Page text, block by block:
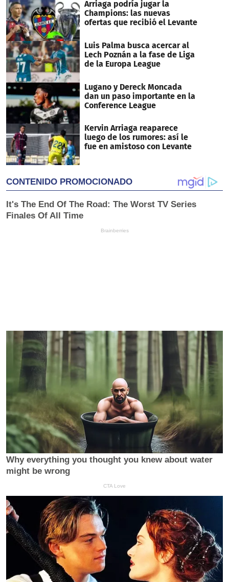
Arriaga podría jugar la
Champions: las nuevas
ofertas que recibió el Levante
Luis Palma busca acercar al
Lech Poznán a la fase de Liga
de la Europa League
Lugano y Dereck Moncada
dan un paso importante en la
Conference League
Kervin Arriaga reaparece
luego de los rumores: así le
fue en amistoso con Levante